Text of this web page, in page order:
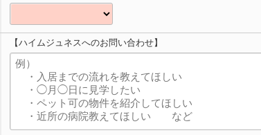
【ハイムジュネスへのお問い合わせ】